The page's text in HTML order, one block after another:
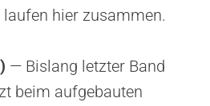
hier zusammen.
— Bislang letzter Band
beim aufgebauten